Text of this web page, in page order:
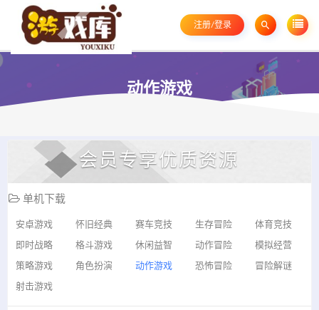
注册/登录
动作游戏
会员专享优质资源
单机下载
安卓游戏 怀旧经典 赛车竞技 生存冒险 体育竞技
即时战略 格斗游戏 休闲益智 动作冒险 模拟经营
策略游戏 角色扮演 动作游戏 恐怖冒险 冒险解谜
射击游戏